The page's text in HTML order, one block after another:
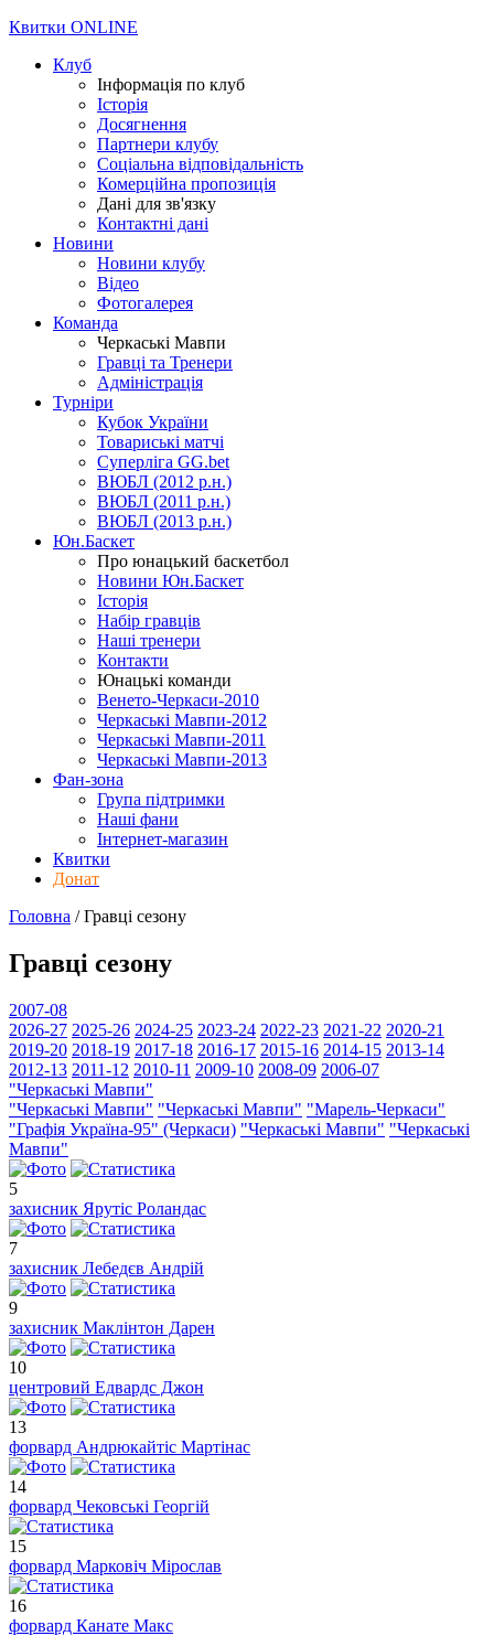
Квитки ONLINE
Клуб
Інформація по клуб
Історія
Досягнення
Партнери клубу
Соціальна відповідальність
Комерційна пропозиція
Дані для зв'язку
Контактні дані
Новини
Новини клубу
Відео
Фотогалерея
Команда
Черкаські Мавпи
Гравці та Тренери
Адміністрація
Турніри
Кубок України
Товариські матчі
Суперліга GG.bet
ВЮБЛ (2012 р.н.)
ВЮБЛ (2011 р.н.)
ВЮБЛ (2013 р.н.)
Юн.Баскет
Про юнацький баскетбол
Новини Юн.Баскет
Історія
Набір гравців
Наші тренери
Контакти
Юнацькі команди
Венето-Черкаси-2010
Черкаські Мавпи-2012
Черкаські Мавпи-2011
Черкаські Мавпи-2013
Фан-зона
Група підтримки
Наші фани
Інтернет-магазин
Квитки
Донат
Головна /Гравці сезону
Гравці сезону
2007-08
2026-27 2025-26 2024-25 2023-24 2022-23 2021-22 2020-21
2019-20 2018-19 2017-18 2016-17 2015-16 2014-15 2013-14
2012-13 2011-12 2010-11 2009-10 2008-09 2006-07
"Черкаські Мавпи"
"Черкаські Мавпи" "Черкаські Мавпи" "Марель-Черкаси"
"Графія Україна-95" (Черкаси) "Черкаські Мавпи" "Черкаські
Мавпи"
5
захисник Ярутіс Роландас
7
захисник Лебедєв Андрій
9
захисник Маклінтон Дарен
10
центровий Едвардс Джон
13
форвард Андрюкайтіс Мартінас
14
форвард Чековські Георгій
15
форвард Марковіч Мірослав
16
форвард Канате Макс